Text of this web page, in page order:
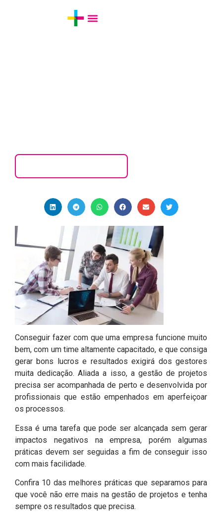
Conseguir fazer com que uma empresa funcione muito
bem, com um time altamente capacitado, e que consiga
gerar bons lucros e resultados exigirá dos gestores
muita dedicação. Aliada a isso, a gestão de projetos
precisa ser acompanhada de perto e desenvolvida por
profissionais que estão empenhados em aperfeiçoar
os processos.
Essa é uma tarefa que pode ser alcançada sem gerar
impactos negativos na empresa, porém algumas
práticas devem ser seguidas a fim de conseguir isso
com mais facilidade.
Confira 10 das melhores práticas que separamos para
que você não erre mais na gestão de projetos e tenha
sempre os resultados que precisa.